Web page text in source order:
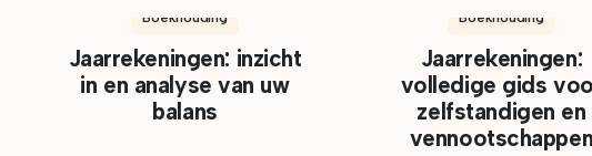
Boekhouding
Jaarrekeningen: inzicht
in en analyse van uw
balans
Boekhouding
Jaarrekeningen:
volledige gids
zelfstandigen en
vennootschappen